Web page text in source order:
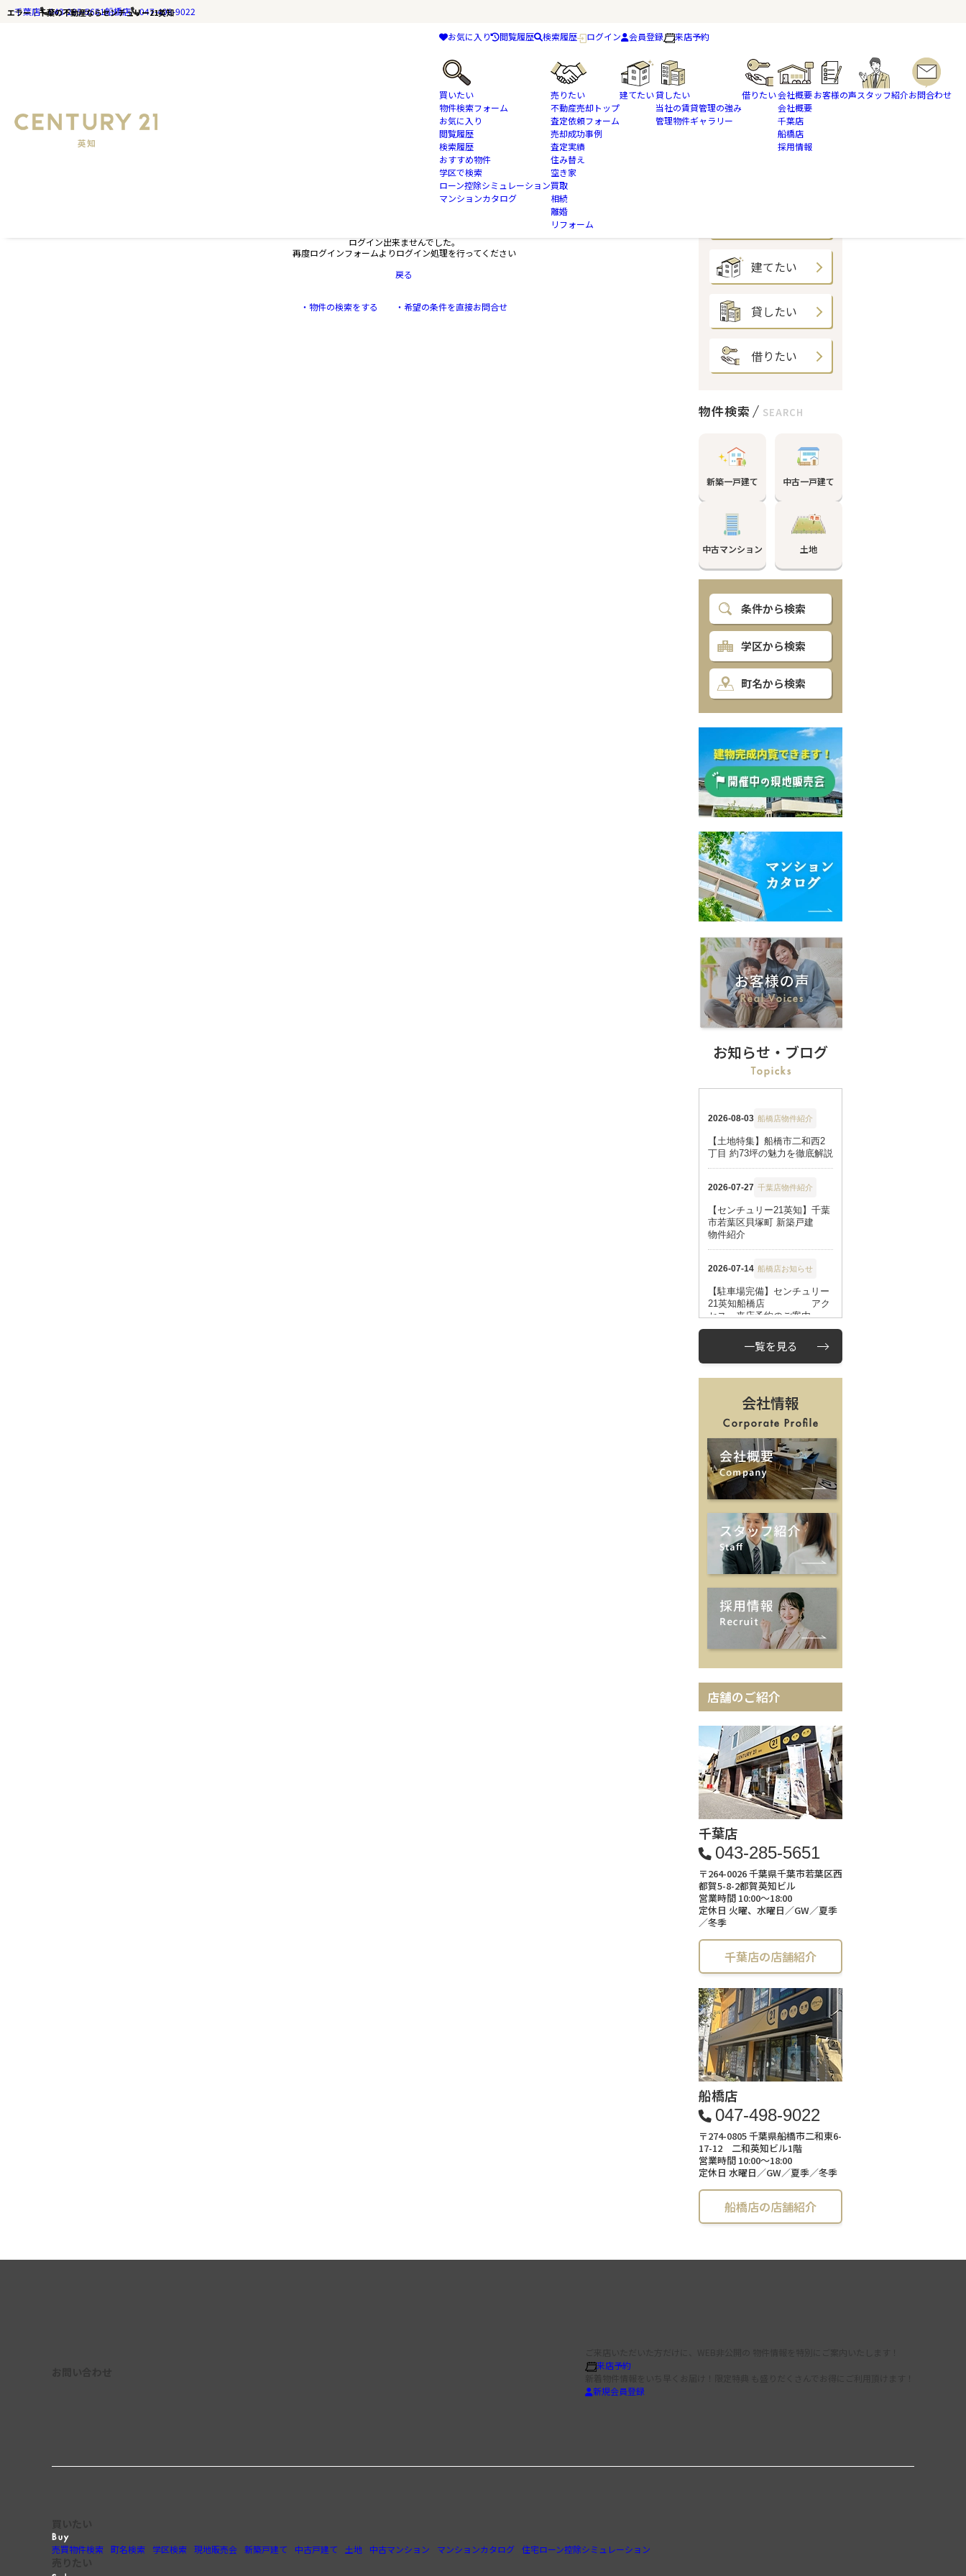
エラー｜千葉の不動産ならセンチュリー21英知
千葉店 043-285-5651船橋店 047-498-9022
お気に入り 閲覧履歴 検索履歴 ログイン 会員登録 来店予約
買いたい
物件検索フォーム
お気に入り
閲覧履歴
検索履歴
おすすめ物件
学区で検索
ローン控除シミュレーション
マンションカタログ
売りたい
不動産売却トップ
査定依頼フォーム
売却成功事例
査定実績
住み替え
空き家
買取
相続
離婚
リフォーム
建てたい貸したい
当社の賃貸管理の強み
管理物件ギャラリー
借りたい会社概要
会社概要
千葉店
船橋店
採用情報
お客様の声スタッフ紹介お問合わせ
ログイン出来ませんでした。
再度ログインフォームよりログイン処理を行ってください
戻る
・物件の検索をする ・希望の条件を直接お問合せ
建てたい
貸したい
借りたい
物件検索 SEARCH
新築一戸建て 中古一戸建て
中古マンション 土地
条件から検索
学区から検索
町名から検索
お知らせ・ブログ
一覧を見る
会社情報
店舗のご紹介
千葉店
043-285-5651
〒264-0026 千葉県千葉市若葉区西
都賀5-8-2都賀英知ビル
営業時間 10:00～18:00
定休日 火曜、水曜日／GW／夏季
／冬季
千葉店の店舗紹介
船橋店
047-498-9022
〒274-0805 千葉県船橋市二和東6-
17-12 二和英知ビル1階
営業時間 10:00～18:00
定休日 水曜日／GW／夏季／冬季
船橋店の店舗紹介
来店予約
新規会員登録
売買物件検索 町名検索 学区検索 現地販売会 新築戸建て 中古戸建て 土地 中古マンション マンションカタログ 住宅ローン控除シミュレーション